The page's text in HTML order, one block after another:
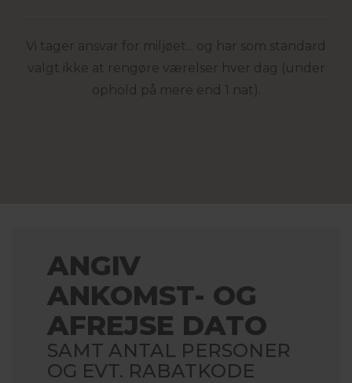
Vi tager ansvar for miljøet... og har som standard
valgt ikke at rengøre værelser hver dag (under
ophold på mere end 1 nat).
ANGIV
ANKOMST- OG
AFREJSE DATO
SAMT ANTAL PERSONER
OG EVT. RABATKODE